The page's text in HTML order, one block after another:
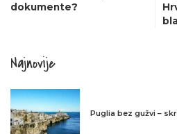
dokumente?
Najnovije
Puglia bez gužvi –